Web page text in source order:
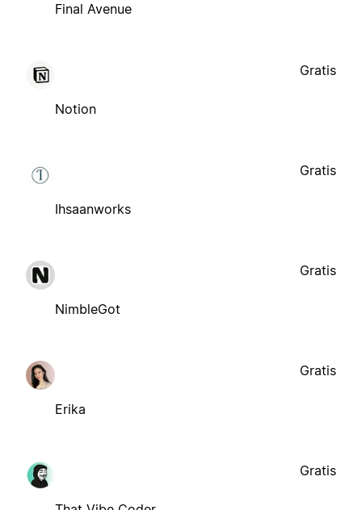
Final Avenue
Notion
Gratis
Ihsaanworks
Gratis
NimbleGot
Gratis
Erika
Gratis
Gratis